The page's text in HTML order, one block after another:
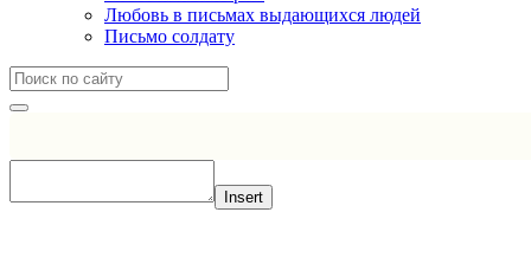
Любовь в письмах выдающихся людей
Письмо солдату
Insert